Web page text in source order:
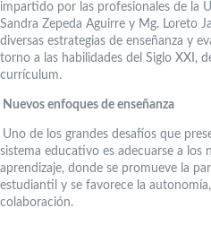
impartido por las profesionales de la
Sandra Zepeda Aguirre y Mg. Loreto
diversas estrategias de enseñanza y
torno a las habilidades del Siglo XXI,
currículum.
Nuevos enfoques de enseñanza
Uno de los grandes desafíos que
sistema educativo es adecuarse a los
aprendizaje, donde se promueve la
estudiantil y se favorece la
colaboración.